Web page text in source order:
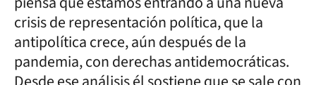
crisis de representación política, que la
antipolítica crece, aún después de la
pandemia, con derechas antidemocráticas.